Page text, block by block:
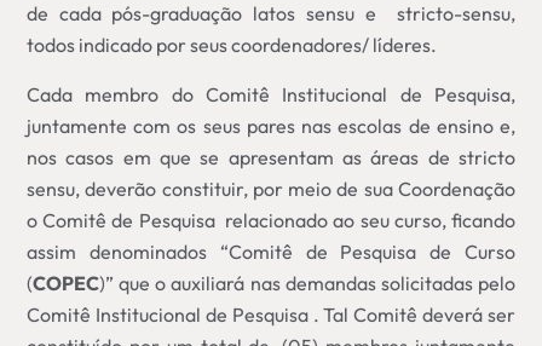
de cada pós-graduação latos sensu e stricto-sensu,
todos indicado por seus coordenadores/ líderes.
Cada membro do Comitê Institucional de Pesquisa,
juntamente com os seus pares nas escolas de ensino e,
nos casos em que se apresentam as áreas de stricto
sensu, deverão constituir, por meio de sua Coordenação
o Comitê de Pesquisa relacionado ao seu curso, ficando
assim denominados “Comitê de Pesquisa de Curso
(COPEC)” que o auxiliará nas demandas solicitadas pelo
Comitê Institucional de Pesquisa . Tal Comitê deverá ser